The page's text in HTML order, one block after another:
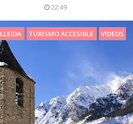
22:49
LLEIDA TURISMO ACCESIBLE VIDEOS